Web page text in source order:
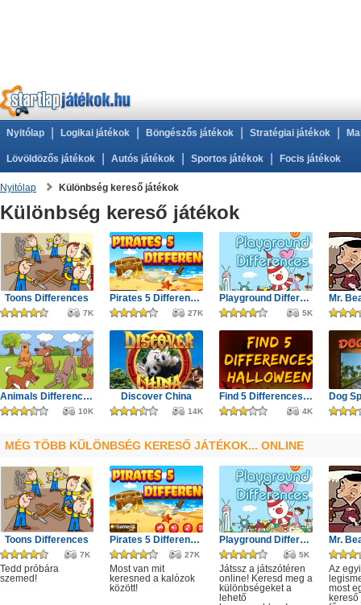
Nyitólap Logikai játékok Böngészős játékok Stratégiai játékok
Lövöldözős játékok Autós játékok Sportos játékok Focis játékok
Nyitólap Különbség kereső játékok
Különbség kereső játékok
Toons Differences
7K
Pirates 5 Differences
27K
Playground Differences
5K
Animals Differences
10K
Discover China
14K
Find 5 Differences Halloween
4K
MÉG TÖBB KÜLÖNBSÉG KERESŐ JÁTÉKOK... ONLINE
Toons Differences
7K
Tedd próbára
szemed!
Pirates 5 Differences
27K
Most van mit
keresned a kalózok
között!
Playground Differences
5K
Játssz a játszótéren
online! Keresd meg a
különbségeket a
lehető
Az
most